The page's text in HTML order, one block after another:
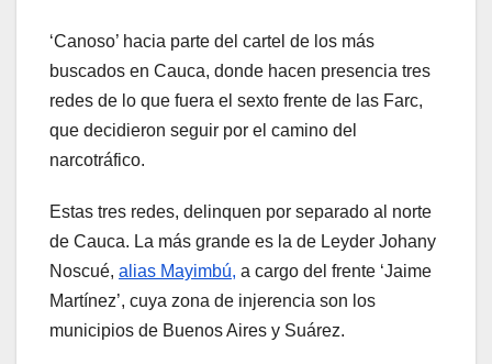
‘Canoso’ hacia parte del cartel de los más
buscados en Cauca, donde hacen presencia tres
redes de lo que fuera el sexto frente de las Farc,
que decidieron seguir por el camino del
narcotráfico.
Estas tres redes, delinquen por separado al norte
de Cauca. La más grande es la de Leyder Johany
Noscué, alias Mayimbú, a cargo del frente ‘Jaime
Martínez’, cuya zona de injerencia son los
municipios de Buenos Aires y Suárez.